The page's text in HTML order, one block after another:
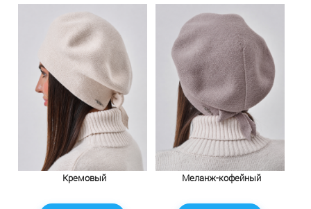
Кремовый Меланж-кофейный